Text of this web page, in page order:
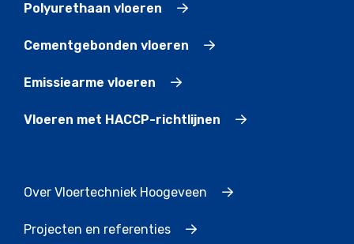
Polyurethaan vloeren
Cementgebonden vloeren
Emissiearme vloeren
Vloeren met HACCP-richtlijnen
Over Vloertechniek Hoogeveen
Projecten en referenties